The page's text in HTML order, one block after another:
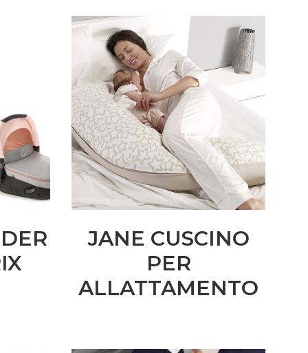
JANE CUSCINO
PER
ALLATTAMENTO